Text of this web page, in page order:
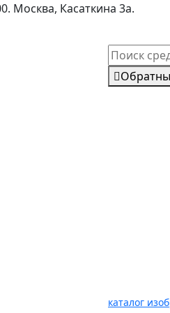
Москва, Касаткина 3а.
каталог